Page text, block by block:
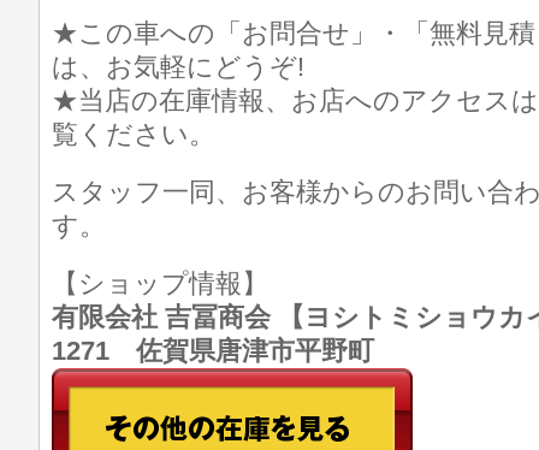
★この車への「お問合せ」・「無料見
は、お気軽にどうぞ!
★当店の在庫情報、お店へのアクセス
覧ください。
スタッフ一同、お客様からのお問い合
す。
【ショップ情報】
有限会社 吉冨商会 【ヨシトミショウ
1271 佐賀県唐津市平野町